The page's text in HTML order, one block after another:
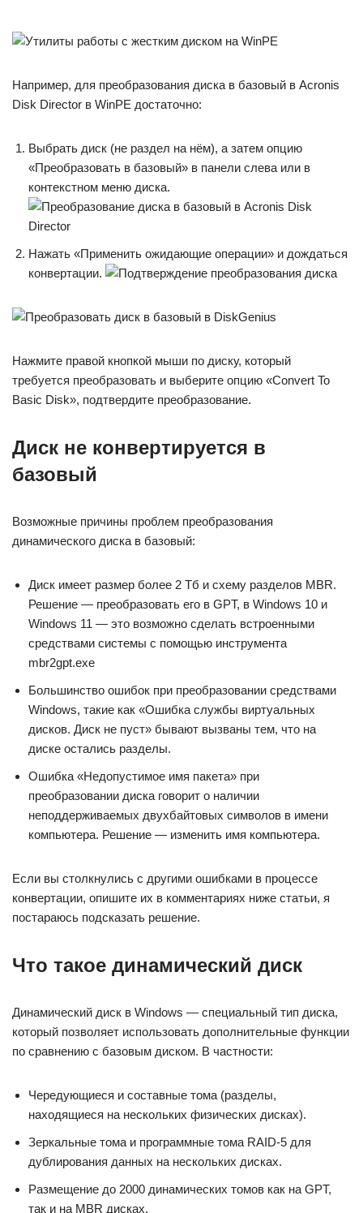
Например, для преобразования диска в базовый в Acronis
Disk Director в WinPE достаточно:
Выбрать диск (не раздел на нём), а затем опцию
«Преобразовать в базовый» в панели слева или в
контекстном меню диска.
Нажать «Применить ожидающие операции» и дождаться
конвертации.
Нажмите правой кнопкой мыши по диску, который
требуется преобразовать и выберите опцию «Convert To
Basic Disk», подтвердите преобразование.
Диск не конвертируется в
базовый
Возможные причины проблем преобразования
динамического диска в базовый:
Диск имеет размер более 2 Тб и схему разделов MBR.
Решение — преобразовать его в GPT, в Windows 10 и
Windows 11 — это возможно сделать встроенными
средствами системы с помощью инструмента
mbr2gpt.exe
Большинство ошибок при преобразовании средствами
Windows, такие как «Ошибка службы виртуальных
дисков. Диск не пуст» бывают вызваны тем, что на
диске остались разделы.
Ошибка «Недопустимое имя пакета» при
преобразовании диска говорит о наличии
неподдерживаемых двухбайтовых символов в имени
компьютера. Решение — изменить имя компьютера.
Если вы столкнулись с другими ошибками в процессе
конвертации, опишите их в комментариях ниже статьи, я
постараюсь подсказать решение.
Что такое динамический диск
Динамический диск в Windows — специальный тип диска,
который позволяет использовать дополнительные функции
по сравнению с базовым диском. В частности:
Чередующиеся и составные тома (разделы,
находящиеся на нескольких физических дисках).
Зеркальные тома и программные тома RAID-5 для
дублирования данных на нескольких дисках.
Размещение до 2000 динамических томов как на GPT,
так и на MBR дисках.